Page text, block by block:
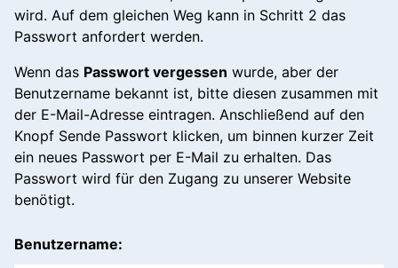
wird. Auf dem gleichen Weg kann in Schritt 2 das
Passwort anfordert werden.
Wenn das Passwort vergessen wurde, aber der
Benutzername bekannt ist, bitte diesen zusammen mit
der E-Mail-Adresse eintragen. Anschließend auf den
Knopf Sende Passwort klicken, um binnen kurzer Zeit
ein neues Passwort per E-Mail zu erhalten. Das
Passwort wird für den Zugang zu unserer Website
benötigt.
Benutzername: